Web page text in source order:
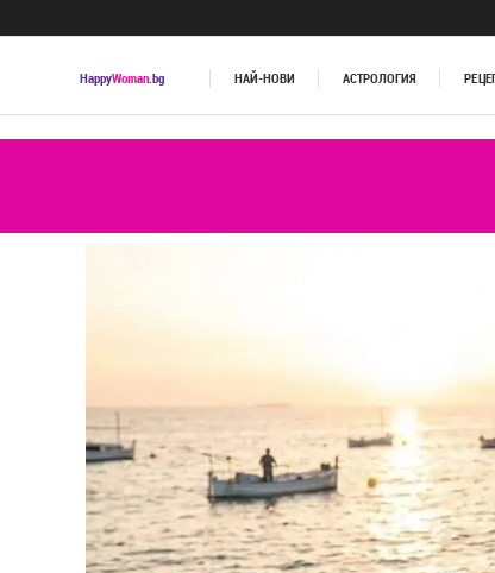
HappyWoman.bg НАЙ-НОВИ АСТРОЛОГИЯ